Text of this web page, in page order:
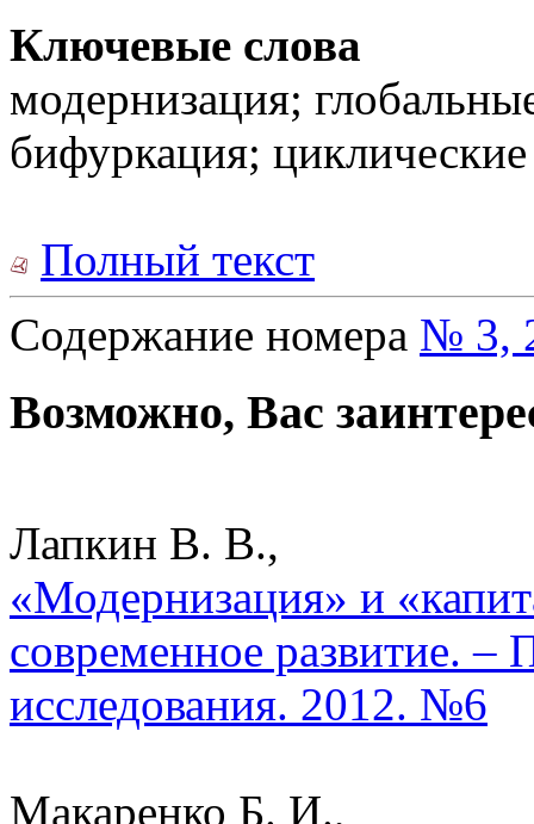
Ключевые слова
модернизация;
бифуркация;
Полный текст
Содержание номера № 3,
Возможно, Вас
Лапкин В. В.,
«Модернизация» и
современное развитие. –
исследования. 2012. №6
Макаренко Б. И.,